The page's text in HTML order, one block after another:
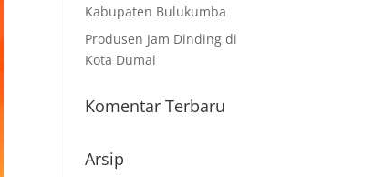
Kabupaten Bulukumba
Produsen Jam Dinding di
Kota Dumai
Komentar Terbaru
Arsip